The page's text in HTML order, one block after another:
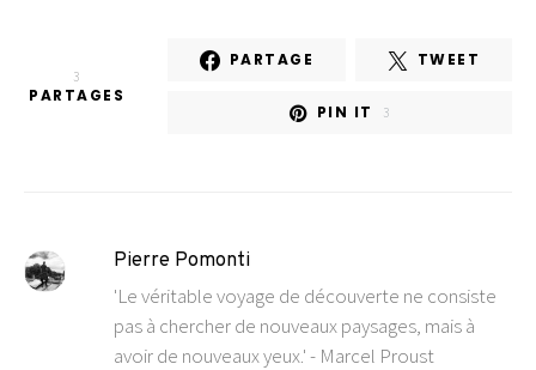
3
PARTAGES
PARTAGE TWEET
PIN IT 3
Pierre Pomonti
'Le véritable voyage de découverte ne consiste
pas à chercher de nouveaux paysages, mais à
avoir de nouveaux yeux.' - Marcel Proust